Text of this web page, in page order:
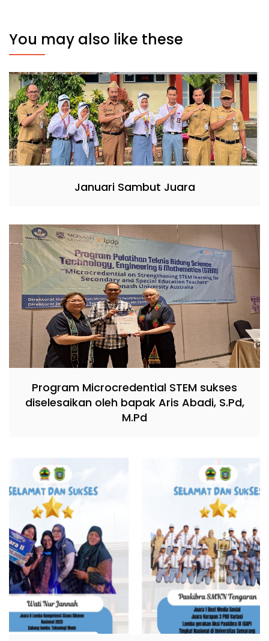
You may also like these
Januari Sambut Juara
Program Microcredential STEM sukses
diselesaikan oleh bapak Aris Abadi, S.Pd,
M.Pd